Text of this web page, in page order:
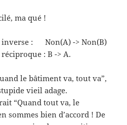
ma qué !
: Non(A) -> Non(B)
: B -> A.
le bâtiment va, tout va”,
vieil adage.
“Quand tout va, le
sommes bien d’accord ! De